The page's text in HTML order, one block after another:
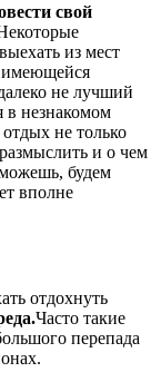
свой
из мест
имеющейся
не лучший
в незнакомом
не только
и о чем
будем
вполне
отдохнуть
Часто такие
перепада